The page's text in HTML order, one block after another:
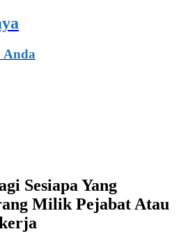
Anda
Sesiapa Yang
Milik Pejabat Atau